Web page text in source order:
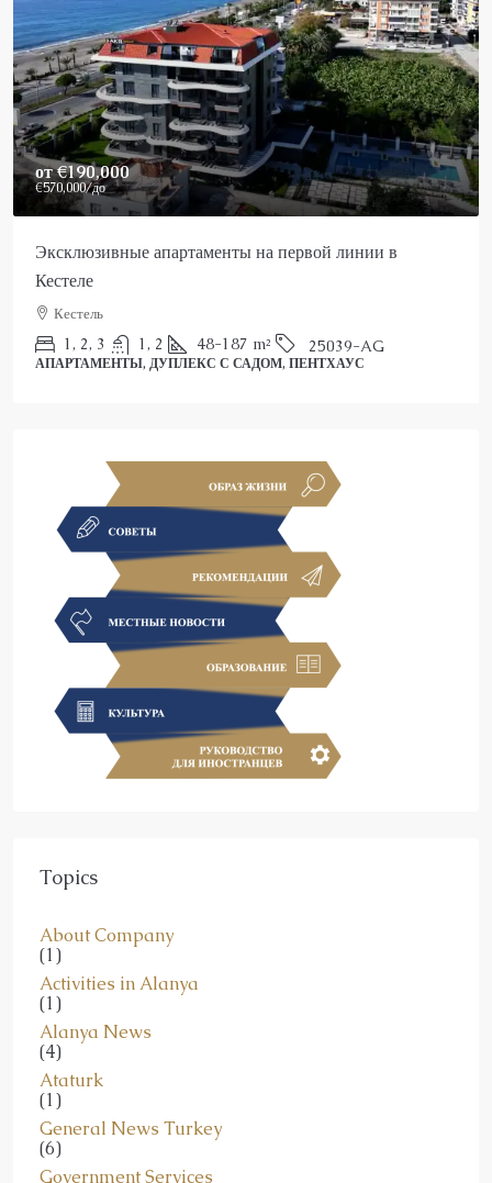
Price On Request
Роскошный пентхаус в Аланье на продажу
Аланья, Каргыджак
2
ПЕНТХАУС
(1)
Activities in Alanya
(1)
Alanya News
(4)
Ataturk
(1)
General News Turkey
(6)
Government Services
(3)